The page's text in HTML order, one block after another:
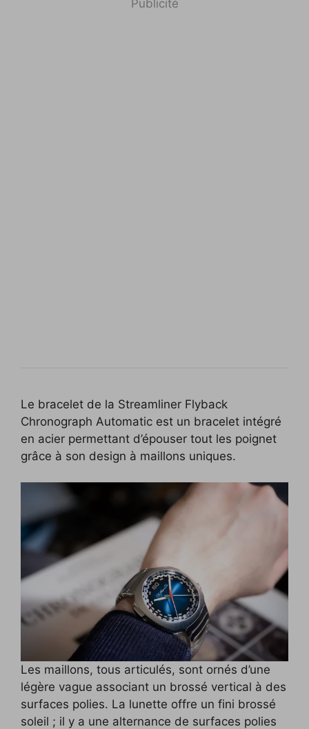
Publicité
Le bracelet de la Streamliner Flyback
Chronograph Automatic est un bracelet intégré
en acier permettant d’épouser tout les poignet
grâce à son design à maillons uniques.
Les maillons, tous articulés, sont ornés d’une
légère vague associant un brossé vertical à des
surfaces polies. La lunette offre un fini brossé
soleil ; il y a une alternance de surfaces polies